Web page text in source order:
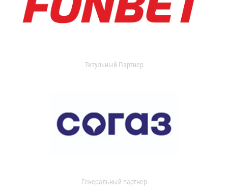
Титульный Партнер
Генеральный партнер